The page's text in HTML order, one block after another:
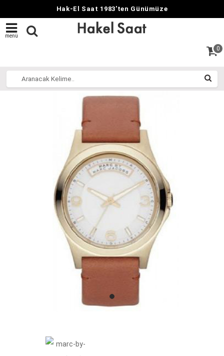
Hak-El Saat 1983'ten Günümüze
menü
0